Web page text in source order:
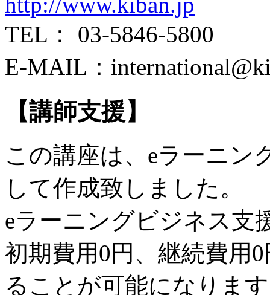
TEL： 03-5846-5800
E-MAIL：
【講師支援】
この講座は、eラーニン
して作成致しました。
eラーニングビジネス支
初期費用0円、継続費用
ることが可能になりま